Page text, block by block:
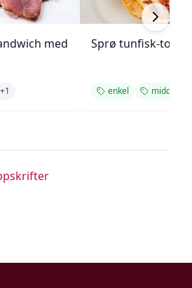
med
+1
Sprø tunfisk-
enkel middag